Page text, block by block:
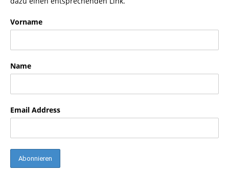
Vorname
Name
Email Address